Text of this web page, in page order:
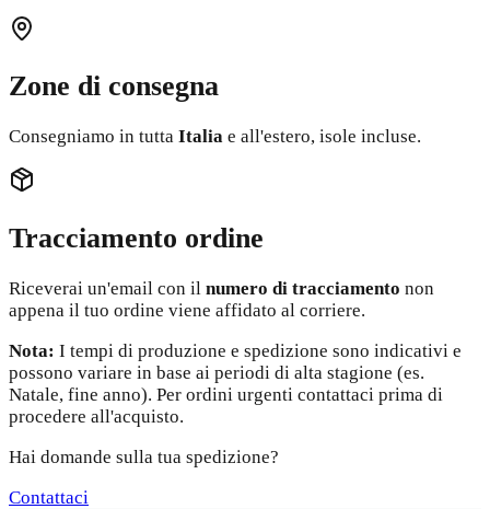
Zone di consegna
Consegniamo in tutta Italia e all'estero, isole incluse.
Tracciamento ordine
Riceverai un'email con il numero di tracciamento non
appena il tuo ordine viene affidato al corriere.
Nota: I tempi di produzione e spedizione sono indicativi e
possono variare in base ai periodi di alta stagione (es.
Natale, fine anno). Per ordini urgenti contattaci prima di
procedere all'acquisto.
Hai domande sulla tua spedizione?
Contattaci